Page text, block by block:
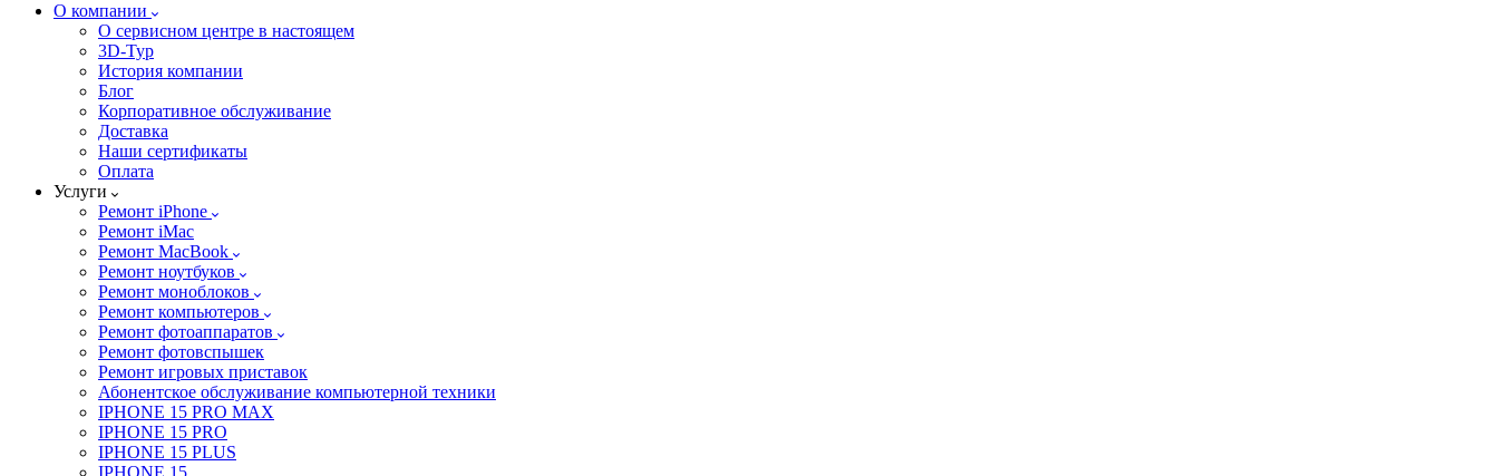
О компании
О сервисном центре в настоящем
3D-Тур
История компании
Блог
Корпоративное обслуживание
Доставка
Наши сертификаты
Оплата
Услуги
Ремонт iPhone
Ремонт iMac
Ремонт MacBook
Ремонт ноутбуков
Ремонт моноблоков
Ремонт компьютеров
Ремонт фотоаппаратов
Ремонт фотовспышек
Ремонт игровых приставок
Абонентское обслуживание компьютерной техники
IPHONE 15 PRO MAX
IPHONE 15 PRO
IPHONE 15 PLUS
IPHONE 15